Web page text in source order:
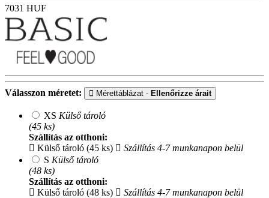
7031 HUF
Válasszon méretet: Mérettáblázat - Ellenőrizze árait
XS Külső tároló
(45 ks)
Szállítás az otthoni:
Külső tároló (45 ks)
Szállítás 4-7 munkanapon belül
S Külső tároló
(48 ks)
Szállítás az otthoni:
Külső tároló (48 ks)
Szállítás 4-7 munkanapon belül